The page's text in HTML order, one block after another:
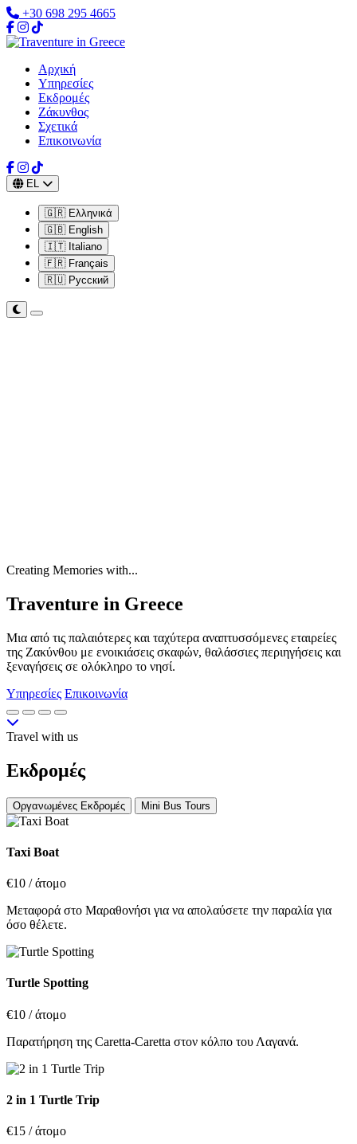
+30 698 295 4665
Αρχική
Υπηρεσίες
Εκδρομές
Ζάκυνθος
Σχετικά
Επικοινωνία
EL
🇬🇷 Ελληνικά
🇬🇧 English
🇮🇹 Italiano
🇫🇷 Français
🇷🇺 Русский
Creating Memories with...
Traventure in Greece
Μια από τις παλαιότερες και ταχύτερα αναπτυσσόμενες εταιρείες
της Ζακύνθου με ενοικιάσεις σκαφών, θαλάσσιες περιηγήσεις και
ξεναγήσεις σε ολόκληρο το νησί.
Υπηρεσίες Επικοινωνία
Travel with us
Εκδρομές
Οργανωμένες Εκδρομές Mini Bus Tours
Taxi Boat
€10 / άτομο
Μεταφορά στο Μαραθονήσι για να απολαύσετε την παραλία για
όσο θέλετε.
Turtle Spotting
€10 / άτομο
Παρατήρηση της Caretta-Caretta στον κόλπο του Λαγανά.
2 in 1 Turtle Trip
€15 / άτομο